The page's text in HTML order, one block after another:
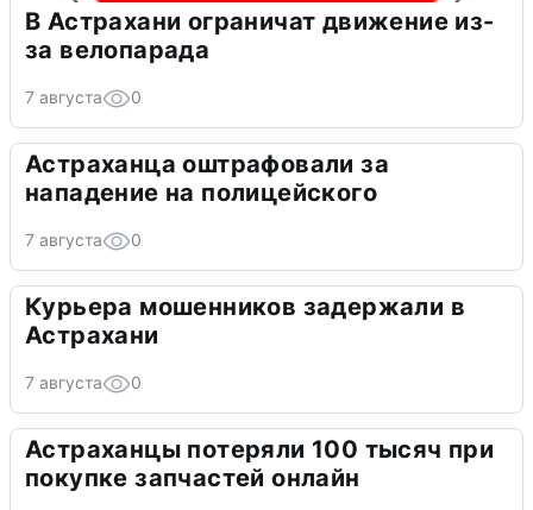
В Астрахани ограничат движение из-
за велопарада
7 августа 0
Астраханца оштрафовали за
нападение на полицейского
7 августа 0
Курьера мошенников задержали в
Астрахани
7 августа 0
Астраханцы потеряли 100 тысяч при
покупке запчастей онлайн